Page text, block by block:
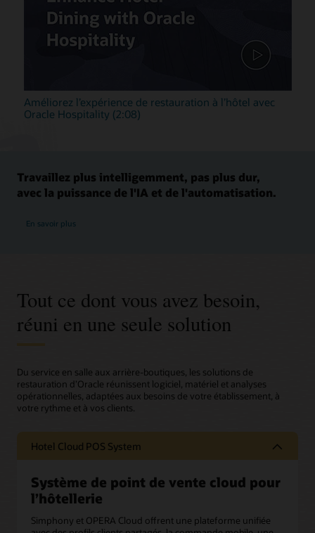
Améliorez l’expérience de restauration à l’hôtel avec
Oracle Hospitality (2:08)
Travaillez plus intelligemment, pas plus dur,
avec la puissance de l'IA et de l'automatisation.
En savoir plus
Tout ce dont vous avez besoin,
réuni en une seule solution
Du service en salle aux arrière-boutiques, les solutions de
restauration d’Oracle réunissent logiciel, matériel et analyses
opérationnelles, adaptées aux besoins de votre établissement, à
votre rythme et à vos clients.
Hotel Cloud POS System
Système de point de vente cloud pour
l’hôtellerie
Simphony et OPERA Cloud offrent une plateforme unifiée